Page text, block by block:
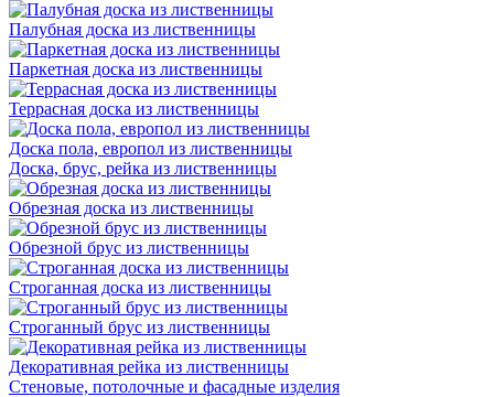
Палубная доска из лиственницы
Паркетная доска из лиственницы
Террасная доска из лиственницы
Доска пола, европол из лиственницы
Доска, брус, рейка из лиственницы
Обрезная доска из лиственницы
Обрезной брус из лиственницы
Строганная доска из лиственницы
Строганный брус из лиственницы
Декоративная рейка из лиственницы
Стеновые, потолочные и фасадные изделия